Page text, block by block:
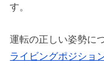
す。
運転の正しい姿勢に
ライビングポジショ